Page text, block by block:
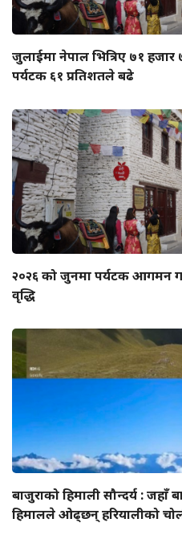
जुलाईमा नेपाल भित्रिए ७१ हजार
पर्यटक ६१ प्रतिशतले बढे
२०२६ को जुनमा पर्यटक आगमन
वृद्धि
बाजुराको हिमाली सौन्दर्य : जहाँ
हिमालले ओढ्छन् हरियालीको